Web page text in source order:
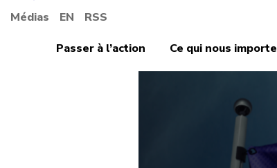
Médias EN RSS
Passer à l’action
Ce qui nous importe